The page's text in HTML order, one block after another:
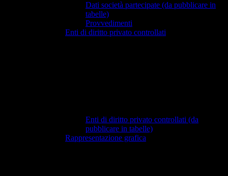
Dati società partecipate (da pubblicare in
tabelle)
Provvedimenti
Enti di diritto privato controllati
Enti di diritto privato controllati (da
pubblicare in tabelle)
Rappresentazione grafica